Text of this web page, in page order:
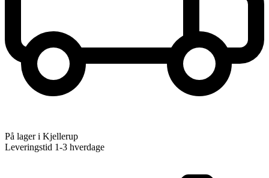
På lager i Kjellerup
Leveringstid 1-3 hverdage